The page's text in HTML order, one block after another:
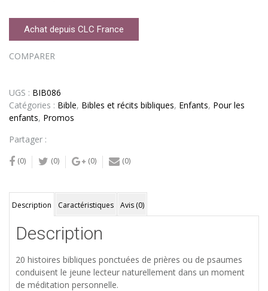
Achat depuis CLC France
COMPARER
UGS : BIB086
Catégories : Bible, Bibles et récits bibliques, Enfants, Pour les
enfants, Promos
Partager :
(0) (0) (0) (0)
Description Caractéristiques Avis (0)
Description
20 histoires bibliques ponctuées de prières ou de psaumes
conduisent le jeune lecteur naturellement dans un moment
de méditation personnelle.